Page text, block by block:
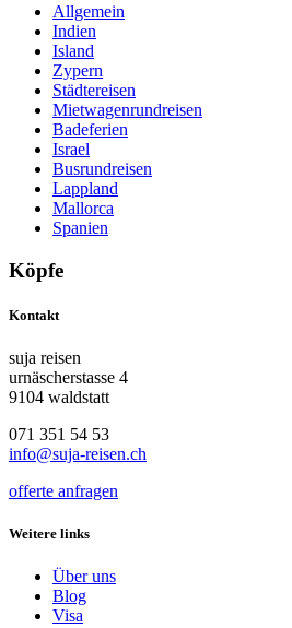
Allgemein
Indien
Island
Zypern
Städtereisen
Mietwagenrundreisen
Badeferien
Israel
Busrundreisen
Lappland
Mallorca
Spanien
Köpfe
Kontakt
suja reisen
urnäscherstasse 4
9104 waldstatt
071 351 54 53
info@suja-reisen.ch
offerte anfragen
Weitere links
Über uns
Blog
Visa